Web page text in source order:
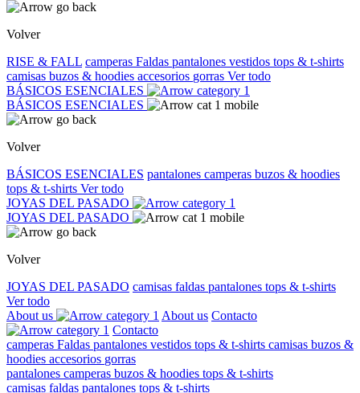
Volver
RISE & FALL camperas Faldas pantalones vestidos tops & t-shirts
camisas buzos & hoodies accesorios gorras Ver todo
BÁSICOS ESENCIALES
BÁSICOS ESENCIALES
Volver
BÁSICOS ESENCIALES pantalones camperas buzos & hoodies
tops & t-shirts Ver todo
JOYAS DEL PASADO
JOYAS DEL PASADO
Volver
JOYAS DEL PASADO camisas faldas pantalones tops & t-shirts
Ver todo
About us
About us Contacto
Contacto
camperas Faldas pantalones vestidos tops & t-shirts camisas buzos &
hoodies accesorios gorras
pantalones camperas buzos & hoodies tops & t-shirts
camisas faldas pantalones tops & t-shirts